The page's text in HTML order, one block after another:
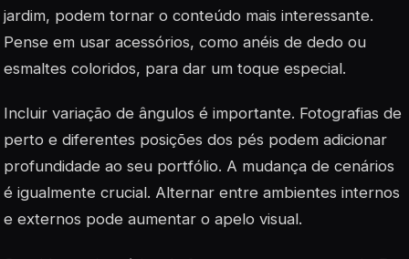
jardim, podem tornar o conteúdo mais interessante.
Pense em usar acessórios, como anéis de dedo ou
esmaltes coloridos, para dar um toque especial.
Incluir variação de ângulos é importante. Fotografias de
perto e diferentes posições dos pés podem adicionar
profundidade ao seu portfólio. A mudança de cenários
é igualmente crucial. Alternar entre ambientes internos
e externos pode aumentar o apelo visual.